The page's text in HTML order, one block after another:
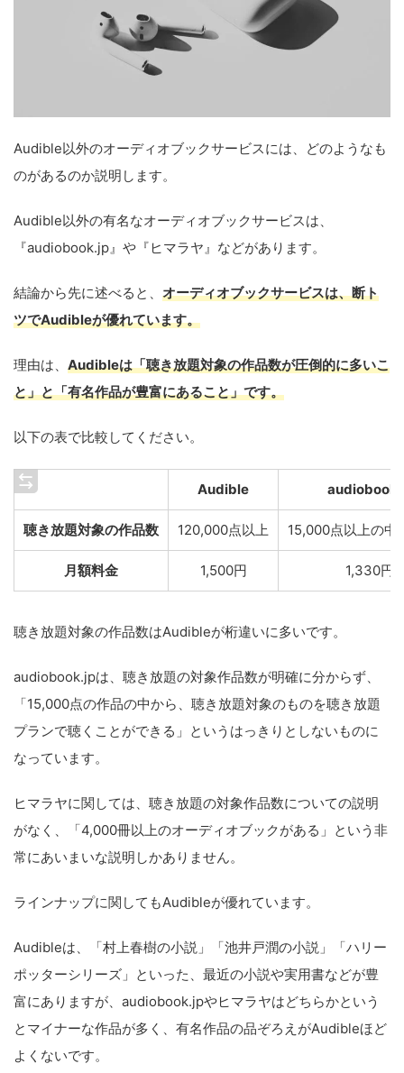
Audible以外のオーディオブックサービスには、どのようなも
のがあるのか説明します。
Audible以外の有名なオーディオブックサービスは、
『audiobook.jp』や『ヒマラヤ』などがあります。
結論から先に述べると、 オーディオブックサービスは、断ト
ツでAudibleが優れています。
理由は、 Audibleは「聴き放題対象の作品数が圧倒的に多いこ
と」と「有名作品が豊富にあること」です。
以下の表で比較してください。
Audible
聴き放題対象の作品数 120,000点以上 15,000点以上の中
月額料金 1,500円 1,330円
聴き放題対象の作品数はAudibleが桁違いに多いです。
audiobook.jpは、聴き放題の対象作品数が明確に分からず、
「15,000点の作品の中から、聴き放題対象のものを聴き放題
プランで聴くことができる」というはっきりとしないものに
なっています。
ヒマラヤに関しては、聴き放題の対象作品数についての説明
がなく、「4,000冊以上のオーディオブックがある」という非
常にあいまいな説明しかありません。
ラインナップに関してもAudibleが優れています。
Audibleは、「村上春樹の小説」「池井戸潤の小説」「ハリー
ポッターシリーズ」といった、最近の小説や実用書などが豊
富にありますが、audiobook.jpやヒマラヤはどちらかという
とマイナーな作品が多く、有名作品の品ぞろえがAudibleほど
よくないです。